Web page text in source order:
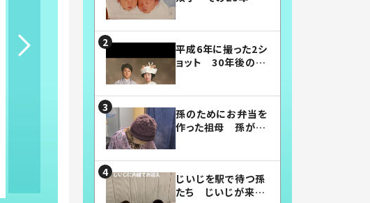
平成6年に撮った2シ
ョット 30年後の姿
孫のためにお弁当を
作った祖母 孫が絶
じいじを駅で待つ孫
たち じいじが来た